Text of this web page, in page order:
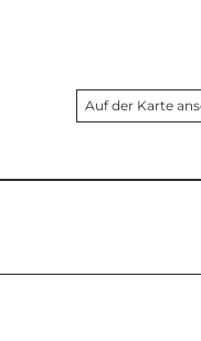
Auf der Karte